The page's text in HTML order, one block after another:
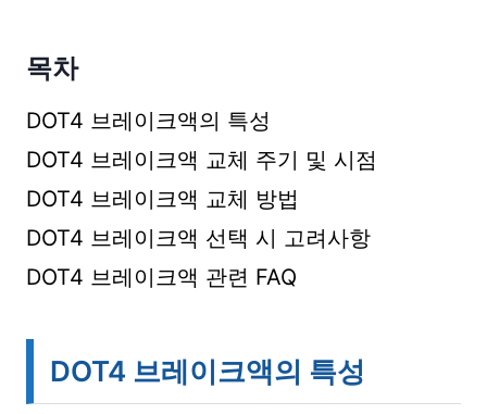
목차
DOT4 브레이크액의 특성
DOT4 브레이크액 교체 주기 및 시점
DOT4 브레이크액 교체 방법
DOT4 브레이크액 선택 시 고려사항
DOT4 브레이크액 관련 FAQ
DOT4 브레이크액의 특성